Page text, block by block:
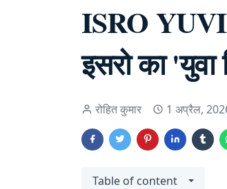
ISRO
इसरो का 'युवा
रोहित कुमार 1 अप्रैल,
Table of content